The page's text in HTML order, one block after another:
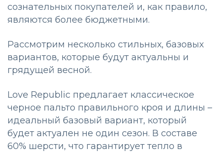
сознательных покупателей и, как правило,
являются более бюджетными.
Рассмотрим несколько стильных, базовых
вариантов, которые будут актуальны и
грядущей весной.
Love Republic предлагает классическое
черное пальто правильного кроя и длины –
идеальный базовый вариант, который
будет актуален не один сезон. В составе
60% шерсти, что гарантирует тепло в